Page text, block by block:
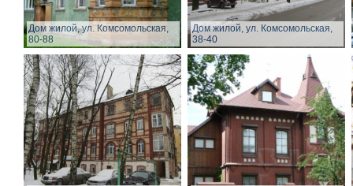
Дом жилой, ул. Комсомольская,
80-88
Дом жилой, ул. Комсомольская,
38-40